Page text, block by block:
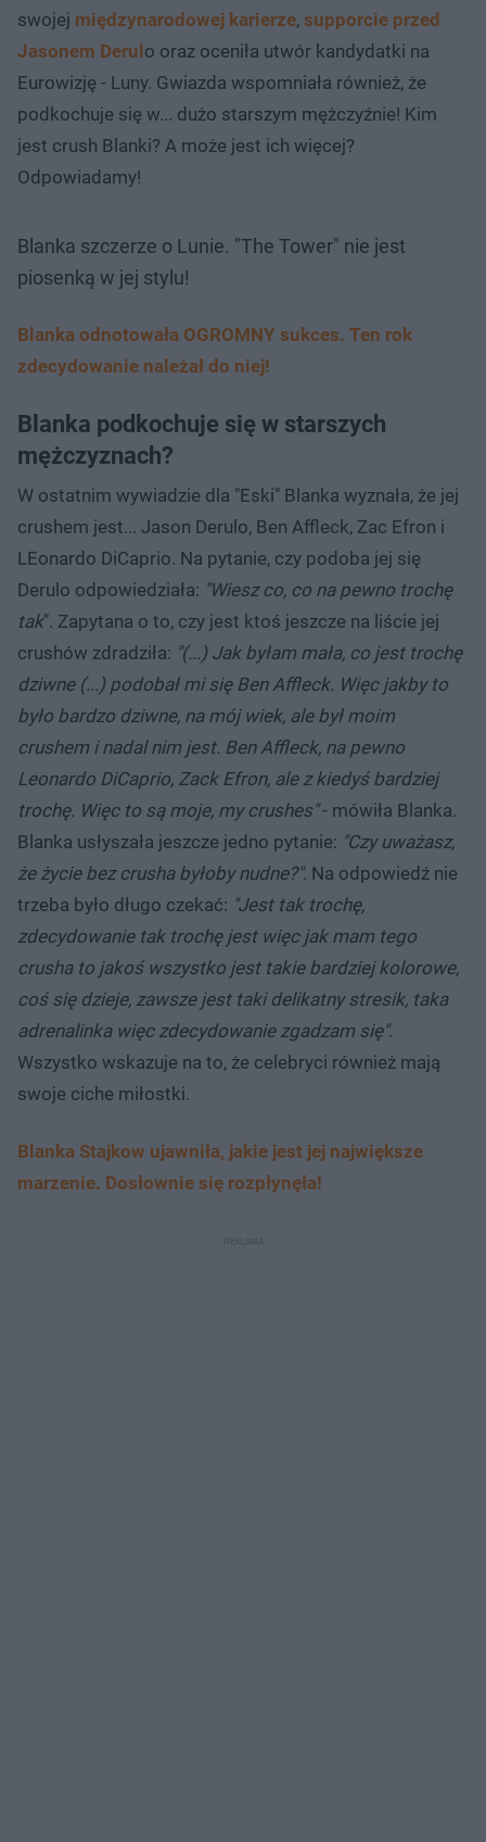
swojej międzynarodowej karierze, supporcie przed
Jasonem Derulo oraz oceniła utwór kandydatki na
Eurowizję - Luny. Gwiazda wspomniała również, że
podkochuje się w... dużo starszym mężczyźnie! Kim
jest crush Blanki? A może jest ich więcej?
Odpowiadamy!
Blanka szczerze o Lunie. "The Tower" nie jest
piosenką w jej stylu!
Blanka odnotowała OGROMNY sukces. Ten rok
zdecydowanie należał do niej!
Blanka podkochuje się w starszych
mężczyznach?
W ostatnim wywiadzie dla "Eski" Blanka wyznała, że jej
crushem jest... Jason Derulo, Ben Affleck, Zac Efron i
LEonardo DiCaprio. Na pytanie, czy podoba jej się
Derulo odpowiedziała: "Wiesz co, co na pewno trochę
tak". Zapytana o to, czy jest ktoś jeszcze na liście jej
crushów zdradziła: "(...) Jak byłam mała, co jest trochę
dziwne (...) podobał mi się Ben Affleck. Więc jakby to
było bardzo dziwne, na mój wiek, ale był moim
crushem i nadal nim jest. Ben Affleck, na pewno
Leonardo DiCaprio, Zack Efron, ale z kiedyś bardziej
trochę. Więc to są moje, my crushes"- mówiła Blanka.
Blanka usłyszała jeszcze jedno pytanie: "Czy uważasz,
że życie bez crusha byłoby nudne?". Na odpowiedź nie
trzeba było długo czekać: "Jest tak trochę,
zdecydowanie tak trochę jest więc jak mam tego
crusha to jakoś wszystko jest takie bardziej kolorowe,
coś się dzieje, zawsze jest taki delikatny stresik, taka
adrenalinka więc zdecydowanie zgadzam się".
Wszystko wskazuje na to, że celebryci również mają
swoje ciche miłostki.
Blanka Stajkow ujawniła, jakie jest jej największe
marzenie. Dosłownie się rozpłynęła!